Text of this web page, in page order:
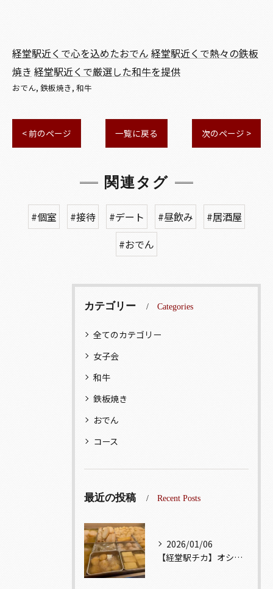
経堂駅近くで心を込めたおでん 経堂駅近くで熱々の鉄板
焼き 経堂駅近くで厳選した和牛を提供
おでん 鉄板焼き 和牛
< 前のページ 一覧に戻る 次のページ >
関連タグ
#個室 #接待 #デート #昼飲み
#居酒屋
#おでん
カテゴリー Categories
全てのカテゴリー
女子会
和牛
鉄板焼き
おでん
コース
最近の投稿 Recent Posts
2026/01/06
【経堂駅チカ】オシャレ居酒屋🏮出汁が美味しいおでんがオススメ...